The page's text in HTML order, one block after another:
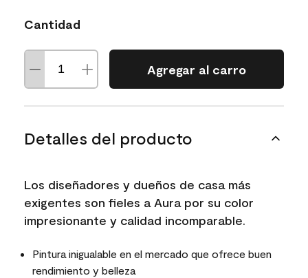
Cantidad
Agregar al carro
Detalles del producto
Los diseñadores y dueños de casa más
exigentes son fieles a Aura por su color
impresionante y calidad incomparable.
Pintura inigualable en el mercado que ofrece buen
rendimiento y belleza